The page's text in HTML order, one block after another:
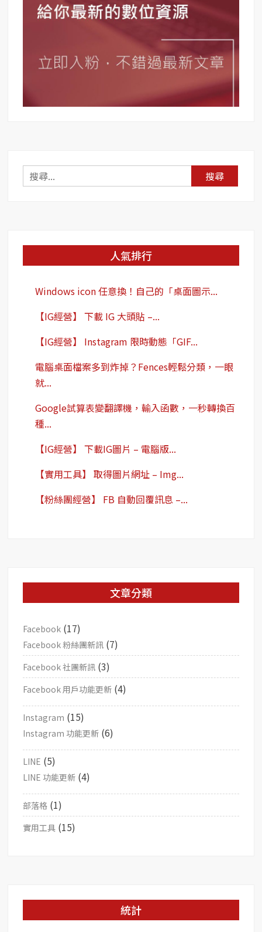
–
Word、
Excel、
PPT
都
步
共
尋
人氣排行
Windows icon 任意換！自己的「桌面圖示...
【IG經營】 下載 IG 大頭貼 –...
【IG經營】 Instagram 限時動態「GIF...
電腦桌面檔案多到炸掉？Fences輕鬆分類，一眼
就...
Google試算表變翻譯機，輸入函數，一秒轉換百
種...
【IG經營】 下載IG圖片 – 電腦版...
【實用工具】 取得圖片網址 – Img...
【粉絲團經營】 FB 自動回覆訊息 –...
文章分類
Facebook (17)
Facebook 粉絲團新訊 (7)
Facebook 社團新訊 (3)
Facebook 用戶功能更新 (4)
Instagram (15)
Instagram 功能更新 (6)
LINE (5)
LINE 功能更新 (4)
部落格 (1)
實用工具 (15)
統計